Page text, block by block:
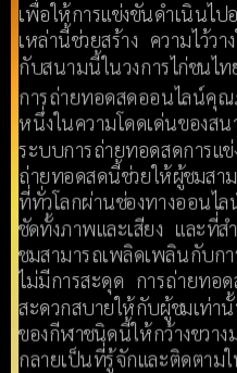
เพื่อให้การแข่งขันดำเนินไ
เหล่านี้ช่วยสร้าง ความไว้ว
กับสนามนี้ในวงการไก่ชนไท
การถ่ายทอดสดออนไลน์คุ
หนึ่งในความโดดเด่นของ
ระบบการถ่ายทอดสดการ
ถ่ายทอดสดนี้ช่วยให้ผู้ชมสา
ที่ทั่วโลกผ่านช่องทางออนไ
ชัดทั้งภาพและเสียง และ
ชมสามารถเพลิดเพลินกับกา
ไม่มีการสะดุด การถ่ายทอ
สะดวกสบายให้กับผู้ชมเท่า
ของกีฬาชนิดนี้ให้กว้างขวา
กลายเป็นที่รู้จักและติดตาม